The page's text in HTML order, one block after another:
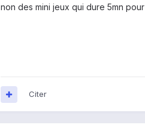
non des mini jeux qui dure 5mn
Citer